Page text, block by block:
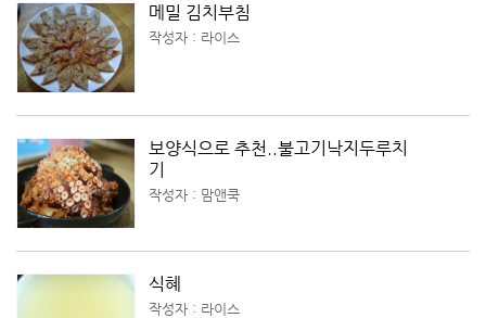
메밀 김치부침
작성자 : 라이스
보양식으로 추천..불고기낙지두루치
기
작성자 : 맘앤쿡
식혜
작성자 : 라이스